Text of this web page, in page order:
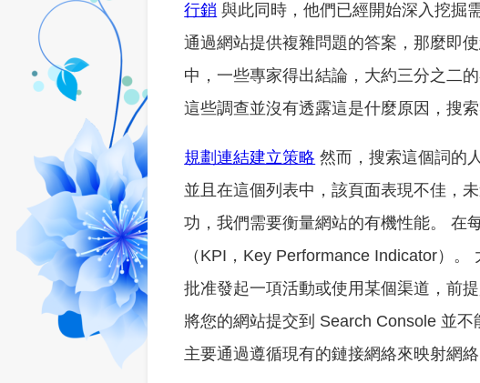
行銷 與此同時，他們已經開始深入挖掘
通過網站提供複雜問題的答案，那麼即
中，一些專家得出結論，大約三分之二
這些調查並沒有透露這是什麼原因，搜索
規劃連結建立策略 然而，搜索這個詞的
並且在這個列表中，該頁面表現不佳，
功，我們需要衡量網站的有機性能。 在
（KPI，Key Performance Indicator）
批准發起一項活動或使用某個渠道，前
將您的網站提交到 Search Console 並
主要通過遵循現有的鏈接網絡來映射網絡